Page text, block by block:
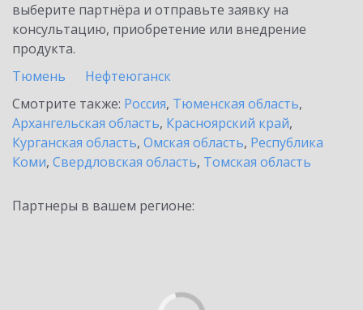
выберите партнёра и отправьте заявку на
консультацию, приобретение или внедрение
продукта.
Тюмень
Нефтеюганск
Смотрите также: Россия, Тюменская область,
Архангельская область, Красноярский край,
Курганская область, Омская область, Республика
Коми, Свердловская область, Томская область
Партнеры в вашем регионе: